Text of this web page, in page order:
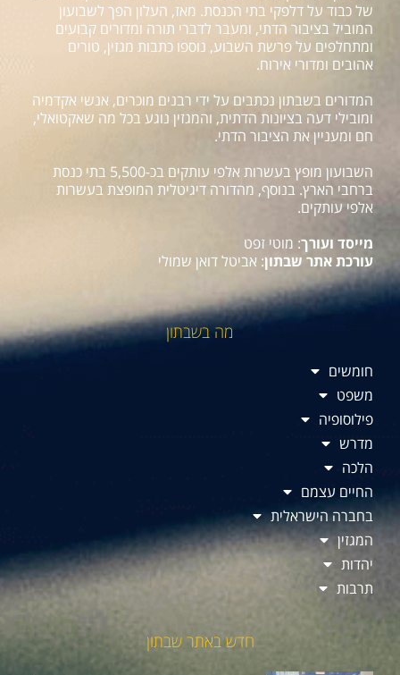
של כבוד על דלפקי בתי הכנסת. מאז, העלון הפך לשבועון
המוביל בציבור הדתי, ומעבר לדברי תורה ומדורים קבועים
ומתחלפים על פרשת השבוע, נוספו כתבות מגזין, טורים
אהובים ומדורי אירוח.
המדורים בשבתון נכתבים על ידי רבנים מוכרים, אנשי אקדמיה
ומובילי דעה בציונות הדתית, והמגזין נוגע בכל מה שאקטואלי,
חם ומעניין את הציבור הדתי.
השבועון מופץ בעשרות אלפי עותקים בכ-5,500 בתי כנסת
ברחבי הארץ. בנוסף, מהדורה דיגיטלית המופצת בעשרות
אלפי עותקים.
מייסד ועורך: מוטי זפט
עורכת אתר שבתון: אביטל דואן שמולי
מה בשבתון
חומשים
משפט
פילוסופיה
מדרש
הלכה
החיים עצמם
בחברה הישראלית
המגזין
יהדות
תרבות
חדש באתר שבתון